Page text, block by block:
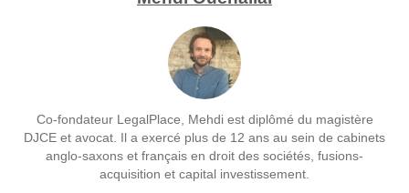
Co-fondateur LegalPlace, Mehdi est diplômé du magistère
DJCE et avocat. Il a exercé plus de 12 ans au sein de cabinets
anglo-saxons et français en droit des sociétés, fusions-
acquisition et capital investissement.